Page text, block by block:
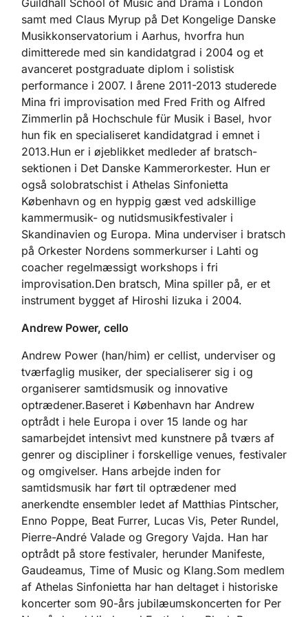
Guildhall School of Music and Drama i London
samt med Claus Myrup på Det Kongelige Danske
Musikkonservatorium i Aarhus, hvorfra hun
dimitterede med sin kandidatgrad i 2004 og et
avanceret postgraduate diplom i solistisk
performance i 2007. I årene 2011-2013 studerede
Mina fri improvisation med Fred Frith og Alfred
Zimmerlin på Hochschule für Musik i Basel, hvor
hun fik en specialiseret kandidatgrad i emnet i
2013.Hun er i øjeblikket medleder af bratsch-
sektionen i Det Danske Kammerorkester. Hun er
også solobratschist i Athelas Sinfonietta
København og en hyppig gæst ved adskillige
kammermusik- og nutidsmusikfestivaler i
Skandinavien og Europa. Mina underviser i bratsch
på Orkester Nordens sommerkurser i Lahti og
coacher regelmæssigt workshops i fri
improvisation.Den bratsch, Mina spiller på, er et
instrument bygget af Hiroshi Iizuka i 2004.
Andrew Power, cello
Andrew Power (han/him) er cellist, underviser og
tværfaglig musiker, der specialiserer sig i og
organiserer samtidsmusik og innovative
optrædener.Baseret i København har Andrew
optrådt i hele Europa i over 15 lande og har
samarbejdet intensivt med kunstnere på tværs af
genrer og discipliner i forskellige venues, festivaler
og omgivelser. Hans arbejde inden for
samtidsmusik har ført til optrædener med
anerkendte ensembler ledet af Matthias Pintscher,
Enno Poppe, Beat Furrer, Lucas Vis, Peter Rundel,
Pierre-André Valade og Gregory Vajda. Han har
optrådt på store festivaler, herunder Manifeste,
Gaudeamus, Time of Music og Klang.Som medlem
af Athelas Sinfonietta har han deltaget i historiske
koncerter som 90-års jubilæumskoncerten for Per